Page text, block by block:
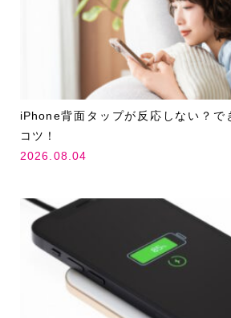
iPhone背面タップが反応しない？で
コツ！
2026.08.04